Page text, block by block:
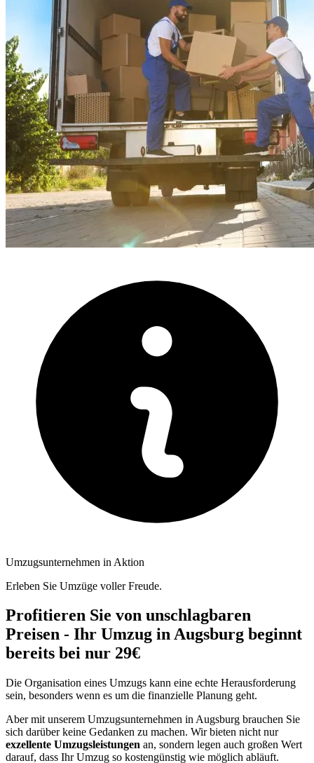
Umzugsunternehmen in Aktion
Erleben Sie Umzüge voller Freude.
Profitieren Sie von unschlagbaren
Preisen - Ihr Umzug in Augsburg beginnt
bereits bei nur 29€
Die Organisation eines Umzugs kann eine echte Herausforderung
sein, besonders wenn es um die finanzielle Planung geht.
Aber mit unserem Umzugsunternehmen in Augsburg brauchen Sie
sich darüber keine Gedanken zu machen. Wir bieten nicht nur
exzellente Umzugsleistungen an, sondern legen auch großen Wert
darauf, dass Ihr Umzug so kostengünstig wie möglich abläuft.